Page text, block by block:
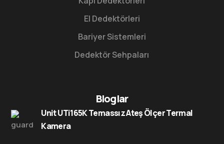
El Dedektörleri
Bariyer Sistemleri
Dedektör Sehpaları
Bloglar
Unit UTi165K Temassız Ateş Ölçer Termal
Kamera